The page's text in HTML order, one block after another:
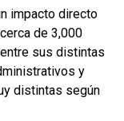
impacto directo
de 3,000
sus distintas
y
distintas según